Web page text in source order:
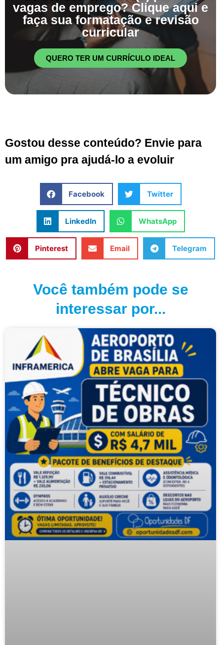
vagas de emprego? Clique aqui e
faça sua formatação e revisão
curricular
QUERO TER UM CURRÍCULO IDEAL
Gostou desse conteúdo? Envie para
um amigo pra ajudá-lo a evoluir
Facebook Twitter
LinkedIn WhatsApp
Pinterest Email Telegram
Você também pode se
interessar por...